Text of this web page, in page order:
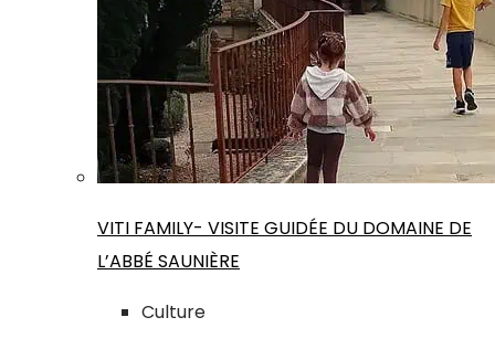
VITI FAMILY- VISITE GUIDÉE DU DOMAINE DE
L’ABBÉ SAUNIÈRE
Culture